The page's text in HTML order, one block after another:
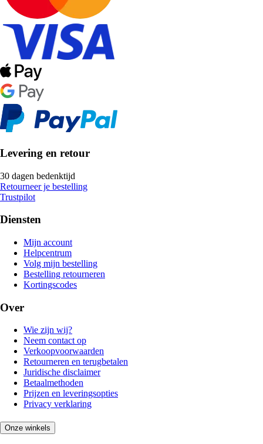
Levering en retour
30 dagen bedenktijd
Retourneer je bestelling
Trustpilot
Diensten
Mijn account
Helpcentrum
Volg mijn bestelling
Bestelling retourneren
Kortingscodes
Over
Wie zijn wij?
Neem contact op
Verkoopvoorwaarden
Retourneren en terugbetalen
Juridische disclaimer
Betaalmethoden
Prijzen en leveringsopties
Privacy verklaring
Onze winkels